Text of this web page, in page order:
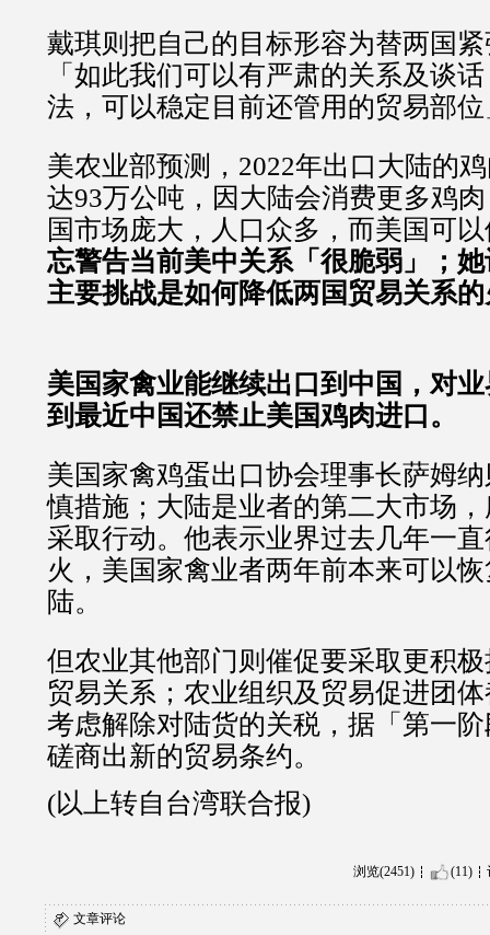
戴琪则把自己的目标形容为替两国
「如此我们可以有严肃的关系及谈
法，可以稳定目前还管用的贸易部
美农业部预测，2022年出口大陆的
达93万公吨，因大陆会消费更多鸡
国市场庞大，人口众多，而美国可
忘警告当前美中关系「很脆弱」；
主要挑战是如何降低两国贸易关系
美国家禽业能继续出口到中国，对
到最近中国还禁止美国鸡肉进口。
美国家禽鸡蛋出口协会理事长萨姆
慎措施；大陆是业者的第二大市场
采取行动。他表示业界过去几年一
火，美国家禽业者两年前本来可以
陆。
但农业其他部门则催促要采取更积
贸易关系；农业组织及贸易促进团
考虑解除对陆货的关税，据「第一
磋商出新的贸易条约。
(以上转自台湾联合报)
浏览(2451) (11)
文章评论